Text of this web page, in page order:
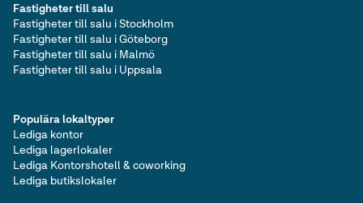
Populära lokaltyper
Lediga kontor
Lediga lagerlokaler
Lediga Kontorshotell & coworking
Lediga butikslokaler
Fastigheter till salu
Fastigheter till salu i Stockholm
Fastigheter till salu i Göteborg
Fastigheter till salu i Malmö
Fastigheter till salu i Uppsala